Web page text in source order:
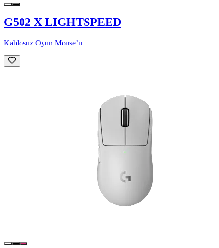
G502 X LIGHTSPEED
Kablosuz Oyun Mouse’u